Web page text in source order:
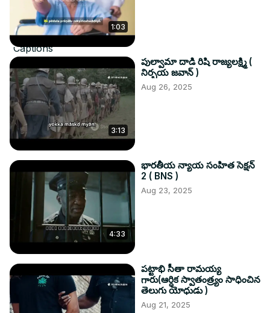
Remaining Time-1:16
1x
Playback Rate
Captions
Settings
Auto(360pLQ)
Share Fullscreen
1:03
3:13
పుల్వామా దాడి రిషి రాజ్యలక్ష్మి (
నిర్భయ జవాన్ )
Aug 26, 2025
4:33
భారతీయ న్యాయ సంహిత సెక్షన్
2 ( BNS )
Aug 23, 2025
పట్టాభి సీతా రామయ్య
గారు(ఆర్ధిక స్వాతంత్ర్యం సాధించిన
తెలుగు యోధుడు )
Aug 21, 2025